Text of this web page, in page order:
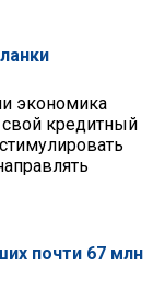
экономика
свой кредитный
почти 67 млн